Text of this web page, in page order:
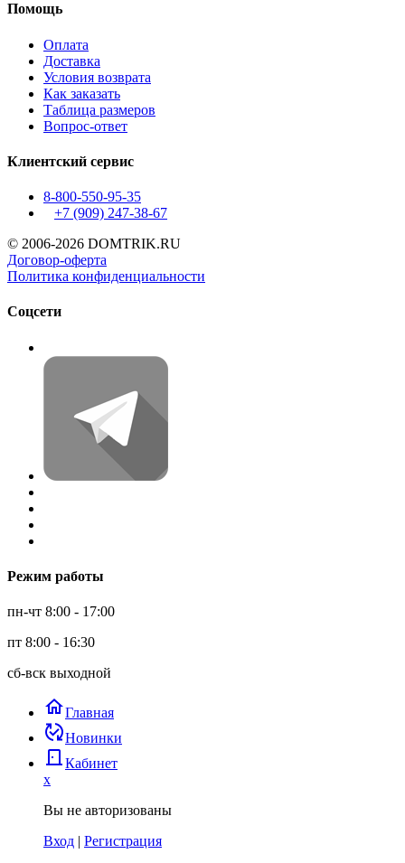
Помощь
Оплата
Доставка
Условия возврата
Как заказать
Таблица размеров
Вопрос-ответ
Клиентский сервис
8-800-550-95-35
+7 (909) 247-38-67
© 2006-2026 DOMTRIK.RU
Договор-оферта
Политика конфиденциальности
Соцсети
Режим работы
пн-чт 8:00 - 17:00
пт 8:00 - 16:30
сб-вск выходной
homeГлавная
published_with_changesНовинки
door_back Кабинет
x
Вы не авторизованы
Вход | Регистрация